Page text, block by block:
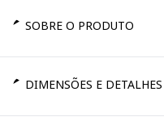
SOBRE O PRODUTO
DIMENSÕES E DETALHES